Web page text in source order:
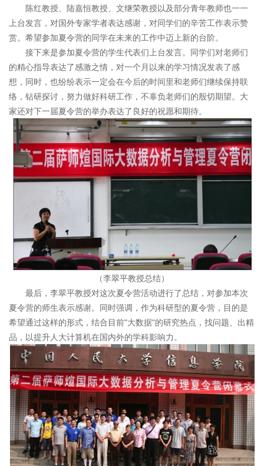
陈红教授、陆嘉恒教授、文继荣教授以及部分青年教师也一一
上台发言，对国外专家学者表达感谢，对同学们的辛苦工作表示赞
赏。希望参加夏令营的同学在未来的工作中迈上新的台阶。
接下来是参加夏令营的学生代表们上台发言。同学们对老师们
的精心指导表达了感激之情，对一个月以来的学习情况发表了感
想，同时，也纷纷表示一定会在今后的时间里和老师们继续保持联
络，钻研探讨，努力做好科研工作，不辜负老师们的殷切期望。大
家还对下一届夏令营的举办表达了良好的祝愿和期待。
（李翠平教授总结）
最后，李翠平教授对这次夏令营活动进行了总结，对参加本次
夏令营的师生表示感谢。同时强调，作为科研型的夏令营，目的是
希望通过这样的形式，结合目前"大数据"的研究热点，找问题、出精
品，以提升人大计算机在国内外的学科影响力。